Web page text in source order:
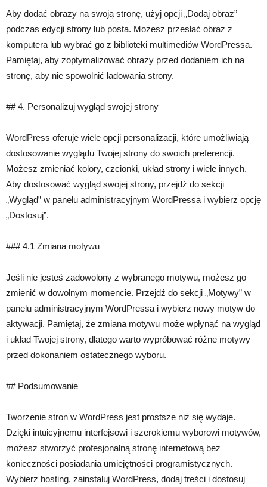
Aby dodać obrazy na swoją stronę, użyj opcji „Dodaj obraz”
podczas edycji strony lub posta. Możesz przesłać obraz z
komputera lub wybrać go z biblioteki multimediów WordPressa.
Pamiętaj, aby zoptymalizować obrazy przed dodaniem ich na
stronę, aby nie spowolnić ładowania strony.
## 4. Personalizuj wygląd swojej strony
WordPress oferuje wiele opcji personalizacji, które umożliwiają
dostosowanie wyglądu Twojej strony do swoich preferencji.
Możesz zmieniać kolory, czcionki, układ strony i wiele innych.
Aby dostosować wygląd swojej strony, przejdź do sekcji
„Wygląd” w panelu administracyjnym WordPressa i wybierz opcję
„Dostosuj”.
### 4.1 Zmiana motywu
Jeśli nie jesteś zadowolony z wybranego motywu, możesz go
zmienić w dowolnym momencie. Przejdź do sekcji „Motywy” w
panelu administracyjnym WordPressa i wybierz nowy motyw do
aktywacji. Pamiętaj, że zmiana motywu może wpłynąć na wygląd
i układ Twojej strony, dlatego warto wypróbować różne motywy
przed dokonaniem ostatecznego wyboru.
## Podsumowanie
Tworzenie stron w WordPress jest prostsze niż się wydaje.
Dzięki intuicyjnemu interfejsowi i szerokiemu wyborowi motywów,
możesz stworzyć profesjonalną stronę internetową bez
konieczności posiadania umiejętności programistycznych.
Wybierz hosting, zainstaluj WordPress, dodaj treści i dostosuj